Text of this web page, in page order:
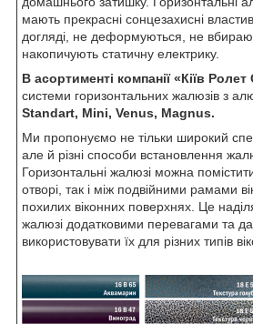
мають прекрасні сонцезахисні
догляді, не деформуються, не
накопичують статичну електрику.
В асортименті компанії «Кіїв Ролет
системи горизонтальних жалюзів з
Standart, Mini, Venus, Magnus.
Ми пропонуємо не тільки широкий
але й різні способи встановлення
Горизонтальні жалюзі можна
отворі, так і між подвійними рамами
похилих віконних поверхнях. Це
жалюзі додатковими перевагами та
використовувати їх для різних типів